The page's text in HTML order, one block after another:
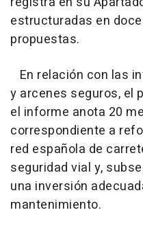
estructuradas en
propuestas.
En relación con las
y arcenes seguros, el
el informe anota 20
correspondiente a
red española de
seguridad vial y,
una inversión
mantenimiento.